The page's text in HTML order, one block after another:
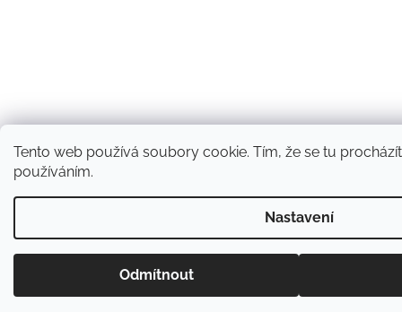
Tento web používá soubory cookie. Tím, že se tu
používáním.
Nastavení
Odmítnout